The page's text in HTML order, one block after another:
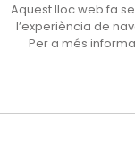
C. de
Horari d'obertura:
Aquest lloc web fa
l’experiència de
Per a més